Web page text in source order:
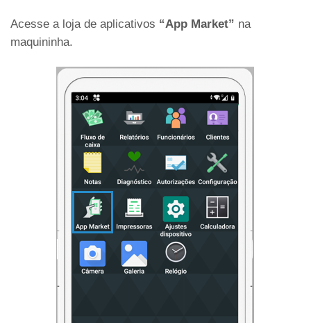
Acesse a loja de aplicativos “App Market” na
maquininha.